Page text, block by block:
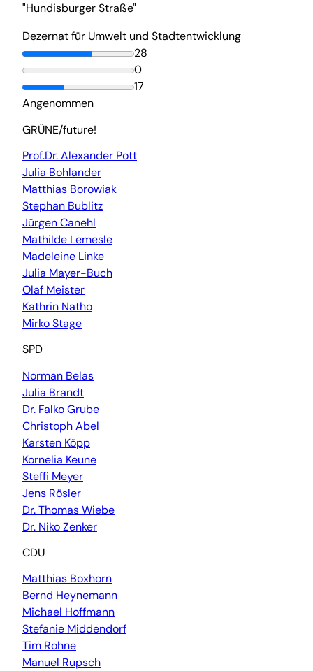
"Hundisburger Straße"
Dezernat für Umwelt und Stadtentwicklung
28
0
17
Angenommen
GRÜNE/future!
Prof.Dr. Alexander Pott
Julia Bohlander
Matthias Borowiak
Stephan Bublitz
Jürgen Canehl
Mathilde Lemesle
Madeleine Linke
Julia Mayer-Buch
Olaf Meister
Kathrin Natho
Mirko Stage
SPD
Norman Belas
Julia Brandt
Dr. Falko Grube
Christoph Abel
Karsten Köpp
Kornelia Keune
Steffi Meyer
Jens Rösler
Dr. Thomas Wiebe
Dr. Niko Zenker
CDU
Matthias Boxhorn
Bernd Heynemann
Michael Hoffmann
Stefanie Middendorf
Tim Rohne
Manuel Rupsch